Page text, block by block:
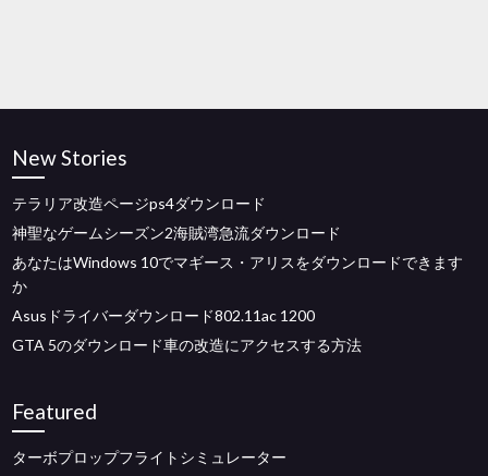
New Stories
テラリア改造ページps4ダウンロード
神聖なゲームシーズン2海賊湾急流ダウンロード
あなたはWindows 10でマギース・アリスをダウンロードできます
か
Asusドライバーダウンロード802.11ac 1200
GTA 5のダウンロード車の改造にアクセスする方法
Featured
ターボプロップフライトシミュレーター